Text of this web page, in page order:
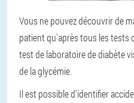
Vous ne pouvez découvrir de
patient qu'après tous les tests
test de laboratoire de diabète
de la glycémie.
Il est possible d'identifier